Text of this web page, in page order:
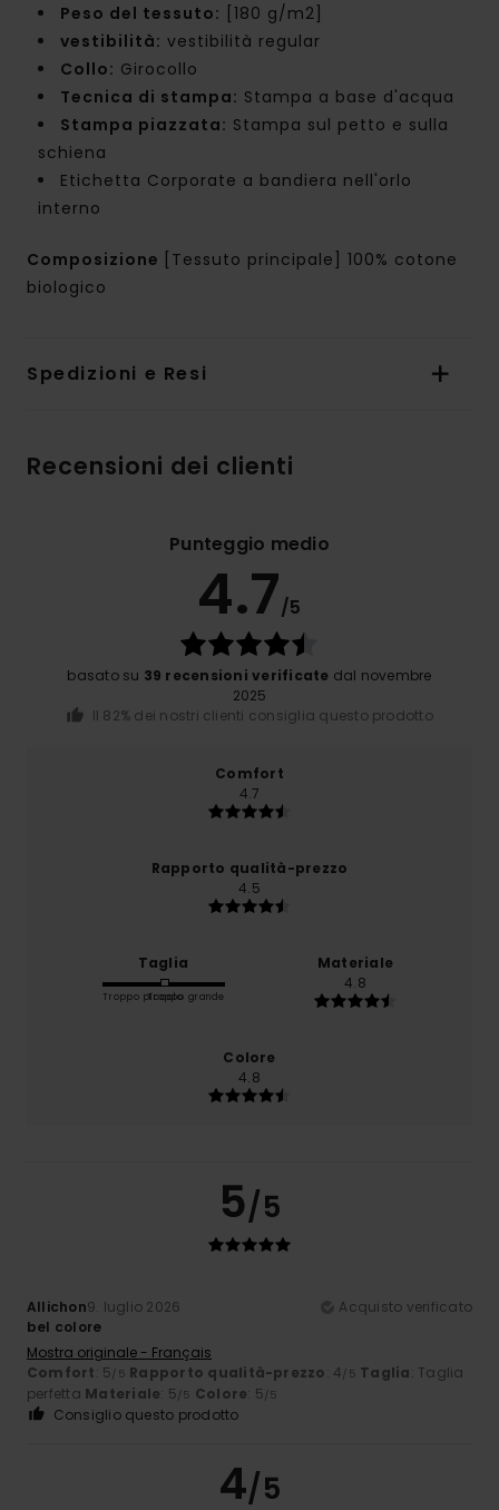
Peso del tessuto: [180 g/m2]
vestibilità: vestibilità regular
Collo: Girocollo
Tecnica di stampa: Stampa a base d'acqua
Stampa piazzata: Stampa sul petto e sulla
schiena
Etichetta Corporate a bandiera nell'orlo
interno
Composizione [Tessuto principale] 100% cotone
biologico
Spedizioni e Resi
Recensioni dei clienti
Punteggio medio
4.7/5
basato su 39 recensioni verificate dal novembre
2025
Il 82% dei nostri clienti consiglia questo prodotto
Comfort
4.7
Rapporto qualità-prezzo
4.5
Taglia
Troppo piccoloTroppo grande
Materiale
4.8
Colore
4.8
5/5
Allichon9. luglio 2026
Acquisto verificato
bel colore
Mostra originale - Français
Comfort: 5 /5 Rapporto qualità-prezzo: 4 /5 Taglia: Taglia
perfetta Materiale: 5 /5 Colore: 5 /5
Consiglio questo prodotto
4/5